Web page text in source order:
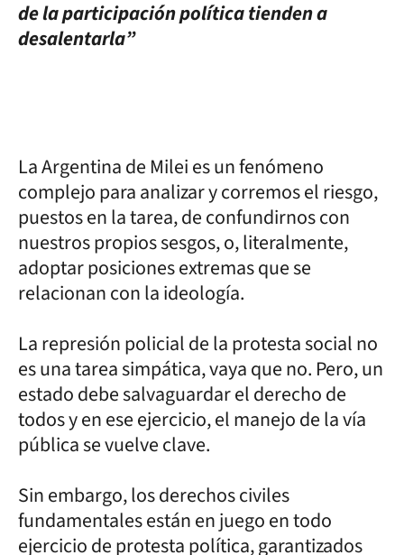
de la participación política tienden a
desalentarla”
La Argentina de Milei es un fenómeno
complejo para analizar y corremos el riesgo,
puestos en la tarea, de confundirnos con
nuestros propios sesgos, o, literalmente,
adoptar posiciones extremas que se
relacionan con la ideología.
La represión policial de la protesta social no
es una tarea simpática, vaya que no. Pero, un
estado debe salvaguardar el derecho de
todos y en ese ejercicio, el manejo de la vía
pública se vuelve clave.
Sin embargo, los derechos civiles
fundamentales están en juego en todo
ejercicio de protesta política, garantizados